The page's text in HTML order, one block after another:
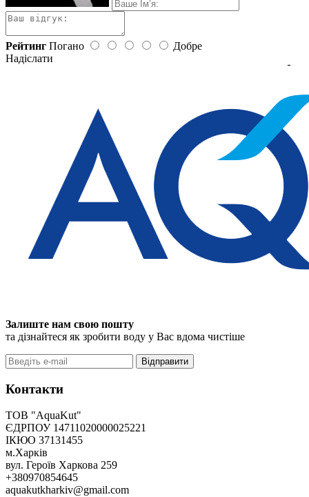
Рейтинг Погано
Добре
Надіслати
Залиште нам свою пошту
та дізнайтеся як зробити воду у Вас вдома чистіше
Відправити
Контакти
ТОВ "AquaKut"
ЄДРПОУ 14711020000025221
ІКЮО 37131455
м.Харків
вул. Героїв Харкова 259
+380970854645
aquakutkharkiv@gmail.com